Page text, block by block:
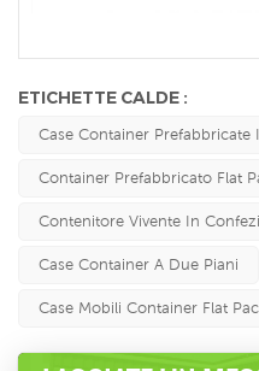
ETICHETTE CALDE :
Case Container Prefabbricate
Container Prefabbricato Flat
Contenitore Vivente In
Case Container A Due Piani
Case Mobili Container Flat